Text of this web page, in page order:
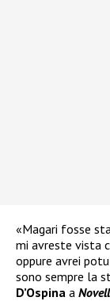
«Magari fosse
mi avreste vista
oppure avrei
sono sempre la
D’Ospina a